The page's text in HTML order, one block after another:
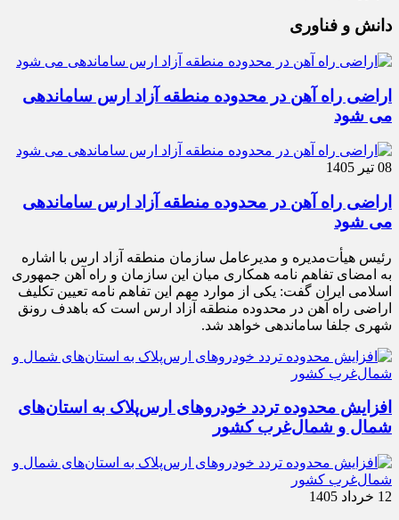
دانش و فناوری
اراضی راه آهن در محدوده منطقه آزاد ارس ساماندهی
می شود
08 تیر 1405
اراضی راه آهن در محدوده منطقه آزاد ارس ساماندهی
می شود
رئیس هیأت‌مدیره و مدیرعامل سازمان منطقه آزاد ارس با اشاره
به امضای تفاهم نامه همکاری میان این سازمان و راه آهن جمهوری
اسلامی ایران گفت: یکی از موارد مهم این تفاهم نامه تعیین تکلیف
اراضی راه آهن در محدوده منطقه آزاد ارس است که باهدف رونق
شهری جلفا ساماندهی خواهد شد.
افزایش محدوده تردد خودروهای ارس‌پلاک به استان‌های
شمال و شمال‌غرب کشور
12 خرداد 1405